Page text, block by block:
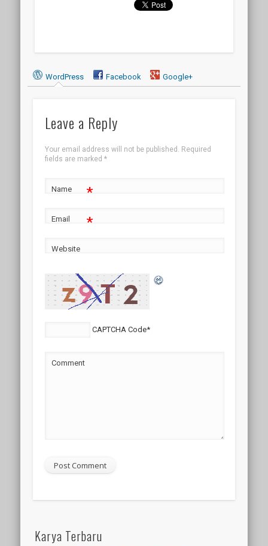
WordPress Facebook Google+
Leave a Reply
Your email address will not be published. Required
fields are marked *
Name *
Email *
Website
CAPTCHA Code*
Comment
Karya Terbaru